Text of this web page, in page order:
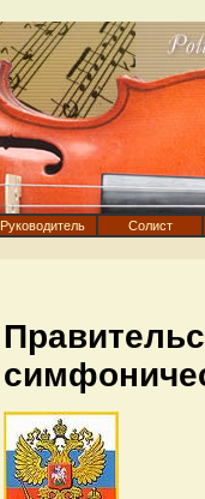
Руководитель Солист